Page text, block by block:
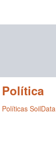
Política
Políticas SoilData